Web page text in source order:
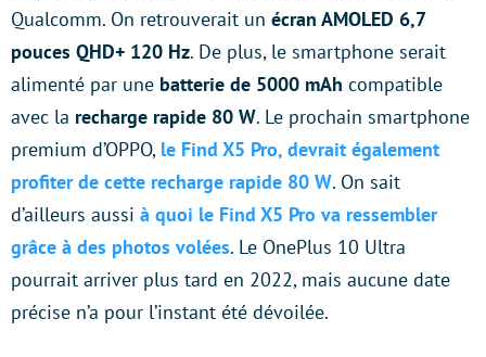
Qualcomm. On retrouverait un écran AMOLED 6,7
pouces QHD+ 120 Hz. De plus, le smartphone serait
alimenté par une batterie de 5000 mAh compatible
avec la recharge rapide 80 W. Le prochain smartphone
premium d’OPPO, le Find X5 Pro, devrait également
profiter de cette recharge rapide 80 W. On sait
d’ailleurs aussi à quoi le Find X5 Pro va ressembler
grâce à des photos volées. Le OnePlus 10 Ultra
pourrait arriver plus tard en 2022, mais aucune date
précise n’a pour l’instant été dévoilée.